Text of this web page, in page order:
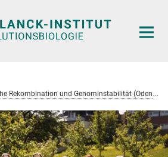
F
orschungsgruppe Meiotische Rekombination und Genominstabilität (Odenthal-Hesse)